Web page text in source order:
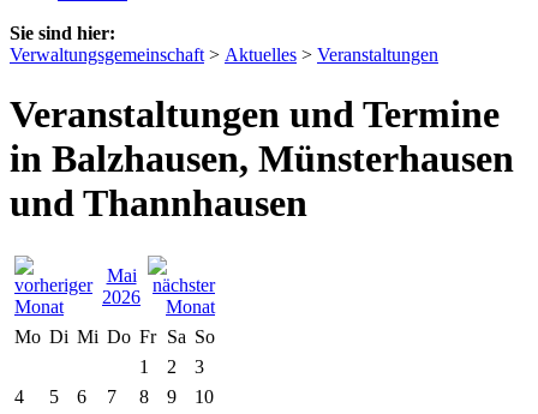
Sie sind hier:
Verwaltungsgemeinschaft > Aktuelles > Veranstaltungen
Veranstaltungen und Termine
in Balzhausen, Münsterhausen
und Thannhausen
Mai
2026
Mo Di Mi Do Fr Sa So
1
2
3
4
5 6 7 8 9
10